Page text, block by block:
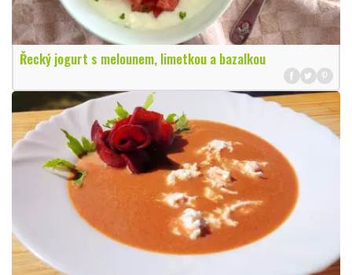
Řecký jogurt s melounem, limetkou a bazalkou